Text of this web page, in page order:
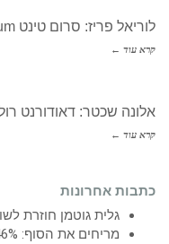
לוריאל פריז: סרום טינט Hyaluronic Tint Serum
קרא עוד ←
אלונה שכטר: דאודורנט רול
קרא עוד ←
כתבות אחרונות
גלית גוטמן חוזרת
מריחים את הסוף: 46% יפסלו אתכם על חולצה מיוזעת